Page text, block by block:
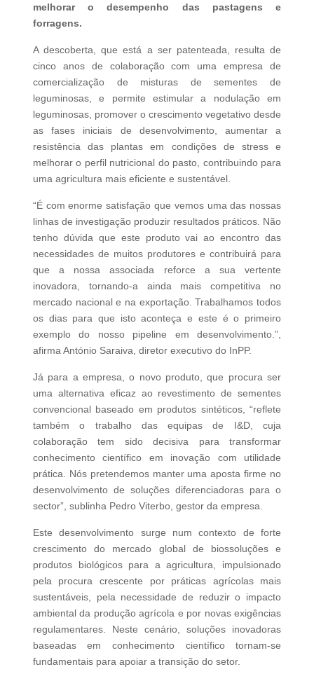
melhorar o desempenho das pastagens e
forragens.
A descoberta, que está a ser patenteada, resulta de
cinco anos de colaboração com uma empresa de
comercialização de misturas de sementes de
leguminosas, e permite estimular a nodulação em
leguminosas, promover o crescimento vegetativo desde
as fases iniciais de desenvolvimento, aumentar a
resistência das plantas em condições de stress e
melhorar o perfil nutricional do pasto, contribuindo para
uma agricultura mais eficiente e sustentável.
“É com enorme satisfação que vemos uma das nossas
linhas de investigação produzir resultados práticos. Não
tenho dúvida que este produto vai ao encontro das
necessidades de muitos produtores e contribuirá para
que a nossa associada reforce a sua vertente
inovadora, tornando-a ainda mais competitiva no
mercado nacional e na exportação. Trabalhamos todos
os dias para que isto aconteça e este é o primeiro
exemplo do nosso pipeline em desenvolvimento.”,
afirma António Saraiva, diretor executivo do InPP.
Já para a empresa, o novo produto, que procura ser
uma alternativa eficaz ao revestimento de sementes
convencional baseado em produtos sintéticos, “reflete
também o trabalho das equipas de I&D, cuja
colaboração tem sido decisiva para transformar
conhecimento científico em inovação com utilidade
prática. Nós pretendemos manter uma aposta firme no
desenvolvimento de soluções diferenciadoras para o
sector”, sublinha Pedro Viterbo, gestor da empresa.
Este desenvolvimento surge num contexto de forte
crescimento do mercado global de biossoluções e
produtos biológicos para a agricultura, impulsionado
pela procura crescente por práticas agrícolas mais
sustentáveis, pela necessidade de reduzir o impacto
ambiental da produção agrícola e por novas exigências
regulamentares. Neste cenário, soluções inovadoras
baseadas em conhecimento científico tornam-se
fundamentais para apoiar a transição do setor.